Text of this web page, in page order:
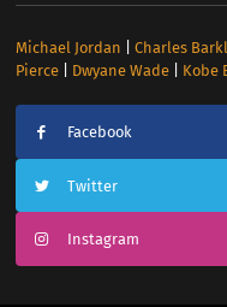
Michael Jordan Charles
Pierce| Dwyane Wade| Kobe
Facebook
Twitter
Instagram